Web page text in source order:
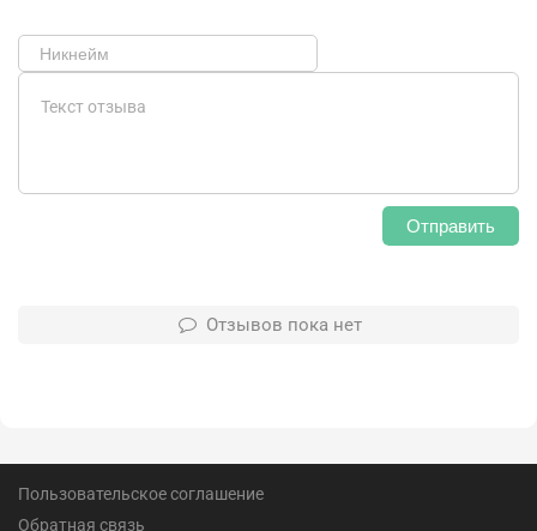
Отправить
Отзывов пока нет
Пользовательское соглашение
Обратная связь